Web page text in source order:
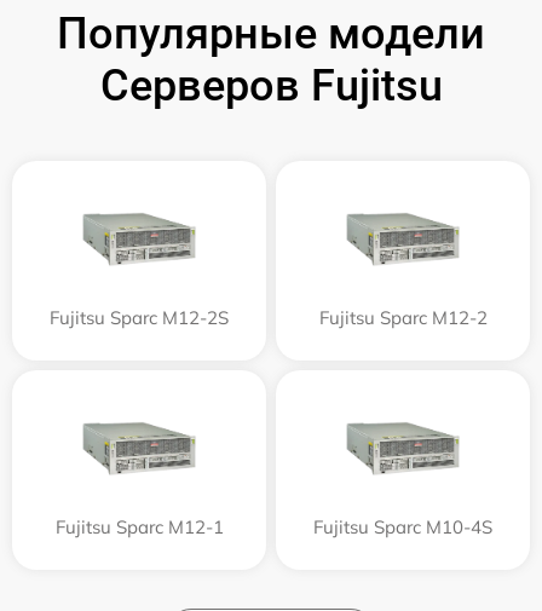
Популярные модели
Серверов Fujitsu
Fujitsu Sparc M12-2S Fujitsu Sparc M12-2
Fujitsu Sparc M12-1 Fujitsu Sparc M10-4S